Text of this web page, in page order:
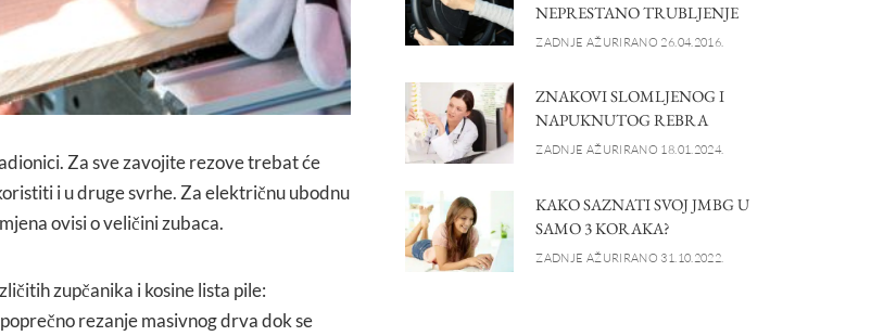
Za sve zavojite rezove trebat će
i u druge svrhe. Za električnu ubodnu
ovisi o veličini zubaca.
zupčanika i kosine lista pile:
rezanje masivnog drva dok se
NEPRESTANO TRUBLJENJE
ZADNJE AŽURIRANO 26.04.2016.
ZNAKOVI SLOMLJENOG I
NAPUKNUTOG REBRA
ZADNJE AŽURIRANO 18.01.2024.
KAKO SAZNATI SVOJ JMBG U
SAMO 3 KORAKA?
ZADNJE AŽURIRANO 31.10.2022.